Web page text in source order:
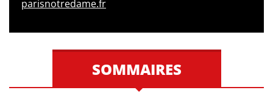
parisnotredame.fr
SOMMAIRES